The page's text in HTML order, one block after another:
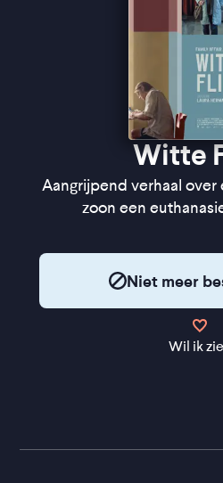
Witte
Aangrijpend verhaal
zoon een
Niet meer
Wil ik